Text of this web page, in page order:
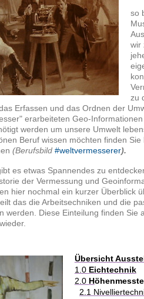
so
wir
zu
Erfassen und das Ordnen der
erarbeiteten Geo-
werden um unsere Umwelt
Beruf wissen möchten finden Sie
(Berufsbild #weltvermesserer).
es etwas Spannendes zu
der Vermessung und
hier nochmal ein kurzer Überblick
das die Arbeitsechniken und die
werden. Diese Einteilung finden Sie
Übersicht
1.0 Eichtechnik
2.0 H
2.1